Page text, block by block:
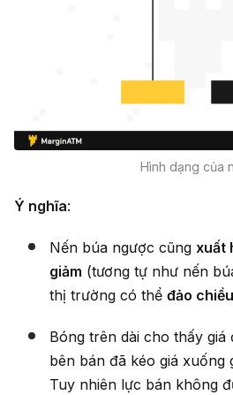
Hình dạng của
Ý nghĩa:
Nến búa ngược cũng xuất
giảm (tương tự như nến
thị trường có thể đảo chiều
Bóng trên dài cho thấy
bên bán đã kéo giá xuống
Tuy nhiên lực bán không